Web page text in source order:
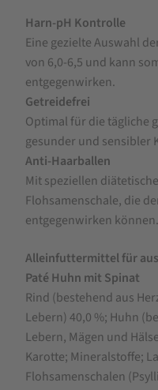
Harn-pH Kontrolle
Eine gezielte Auswahl
von 6,0-6,5 und kann
entgegenwirken.
Getreidefrei
Optimal für die tägliche
gesunder und sensibler
Anti-Haarballen
Mit speziellen
Flohsamenschale, die
entgegenwirken können.
Alleinfuttermittel für
Paté Huhn mit Spinat
Rind (bestehend aus
Lebern) 40,0 %; Huhn
Lebern, Mägen und
Karotte; Mineralstoffe;
Flohsamenschalen